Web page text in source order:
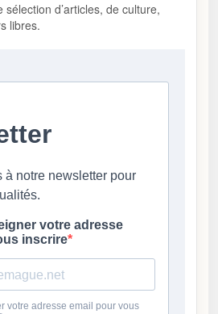
d’articles, de culture,
libres.